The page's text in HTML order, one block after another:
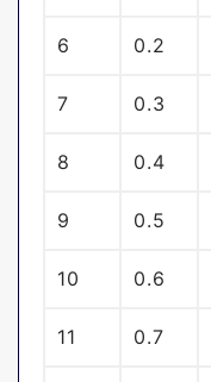
6 0.2
7 0.3
8 0.4
9 0.5
10 0.6
11 0.7